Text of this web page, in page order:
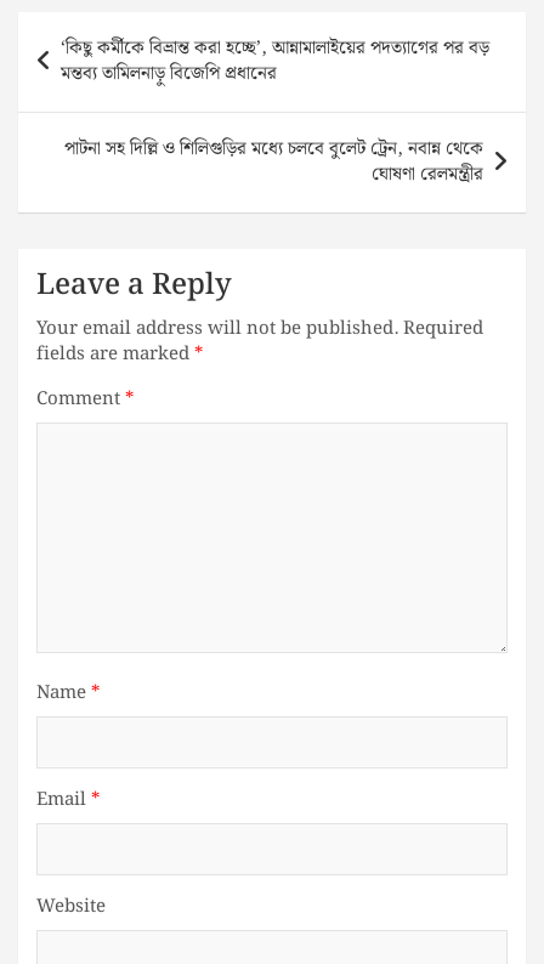
Post
navigation
‘কিছু কর্মীকে বিভ্রান্ত করা হচ্ছে’, আন্নামালাইয়ের পদত্যাগের পর বড়
মন্তব্য তামিলনাড়ু বিজেপি প্রধানের
পাটনা সহ দিল্লি ও শিলিগুড়ির মধ্যে চলবে বুলেট ট্রেন, নবান্ন থেকে
ঘোষণা রেলমন্ত্রীর
Leave a Reply
Your email address will not be published.Required
fields are marked*
Comment*
Name*
Email*
Website